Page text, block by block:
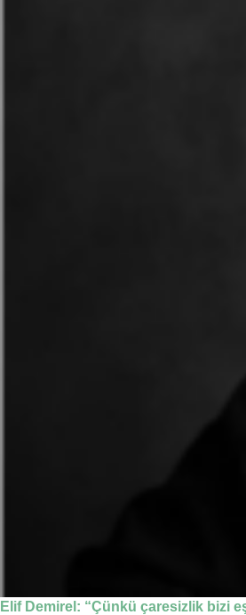
Elif Demirel: “Çünkü çaresizlik bizi